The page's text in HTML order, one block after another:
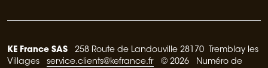
KE France SAS 258 Route de Landouville 28170 Tremblay les
Villages service.clients@kefrance.fr © 2026 Numéro de